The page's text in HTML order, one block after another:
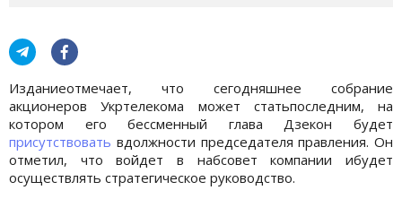
Изданиеотмечает, что сегодняшнее собрание
акционеров Укртелекома может статьпоследним, на
котором его бессменный глава Дзекон будет
присутствовать вдолжности председателя правления. Он
отметил, что войдет в набсовет компании ибудет
осуществлять стратегическое руководство.